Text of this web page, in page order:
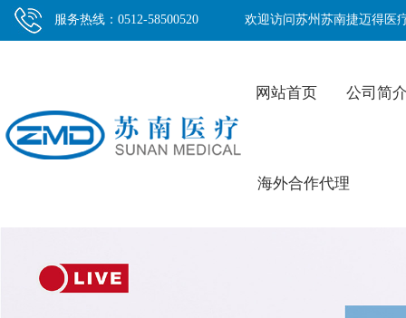
服务热线：0512-58500520 欢迎访问苏州苏南捷迈得医
网站首页 公司简
海外合作代理